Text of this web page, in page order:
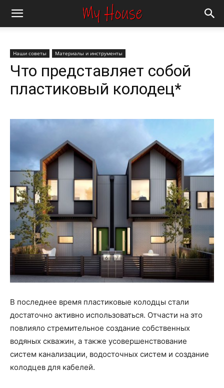
Наши советы Материалы и инструменты
Что представляет собой
пластиковый колодец*
В последнее время пластиковые колодцы стали
достаточно активно использоваться. Отчасти на это
повлияло стремительное создание собственных
водяных скважин, а также усовершенствование
систем канализации, водосточных систем и создание
колодцев для кабелей.